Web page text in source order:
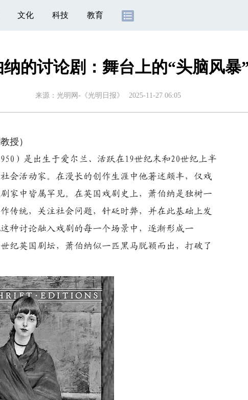
文化 科技 教育
的讨论剧：舞台上的“头脑风暴
来源： 光明网-《光明日报》 2025-11-27 06:05
授）
）是出生于爱尔兰、活跃在19世纪末和20世纪上半
会活动家。在漫长的创作生涯中他著述颇丰，仅戏
家中皆属罕见。在英国戏剧史上，萧伯纳是独树一
传统，关注社会问题，针砭时弊，并在此基础上发
讨论融入戏剧的每一个场景中，逐渐形成一
英国剧坛，萧伯纳似一匹黑马脱颖而出，打破了